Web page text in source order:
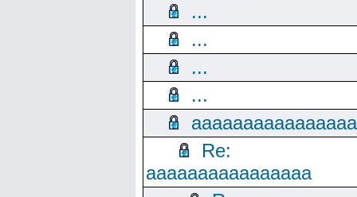
...
...
...
...
aaaaaaaaaaaaaaaa
Re:
aaaaaaaaaaaaaaaa